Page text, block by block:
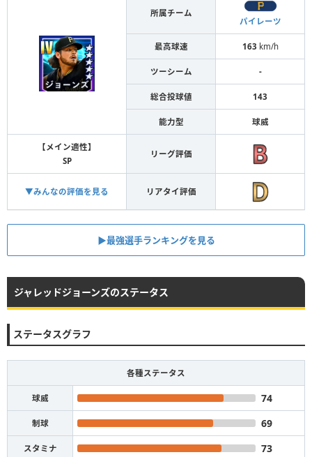
所属チーム
パイレーツ
最高球速 163 km/h
ツーシーム -
総合投球値 143
能力型 球威
【メイン適性】
SP
リーグ評価
▼みんなの評価を見る リアタイ評価
▶︎最強選手ランキングを見る
ジャレッドジョーンズのステータス
ステータスグラフ
各種ステータス
球威 74
制球 69
スタミナ 73